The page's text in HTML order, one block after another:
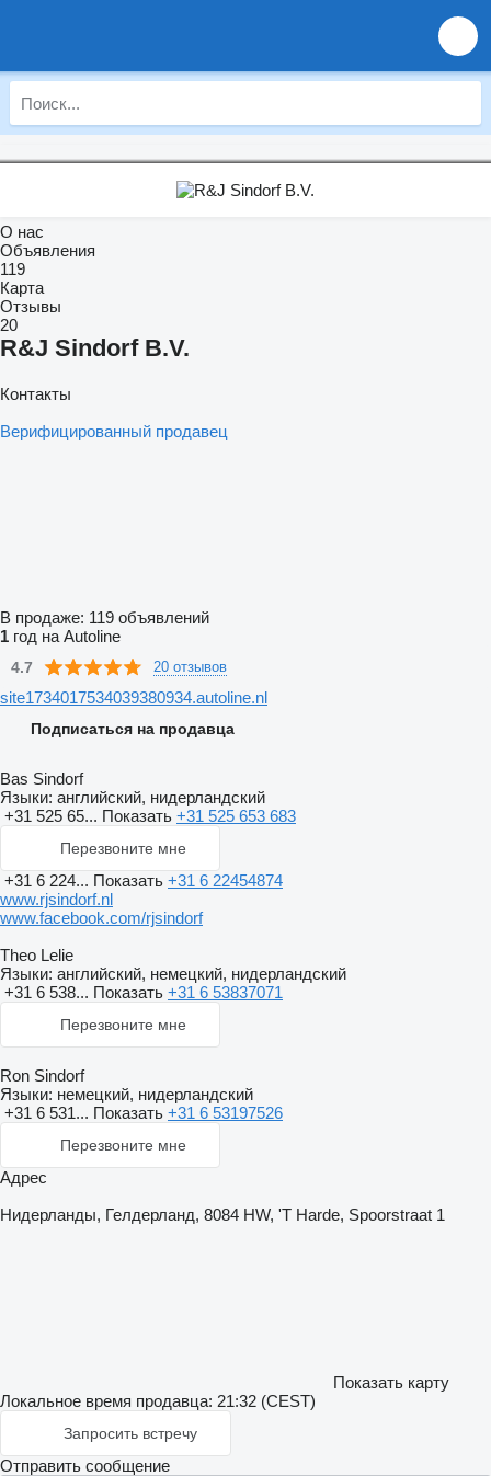
О нас
Объявления
119
Карта
Отзывы
20
R&J Sindorf B.V.
Контакты
Верифицированный продавец
В продаже: 119 объявлений
1 год на Autoline
4.7 20 отзывов
site1734017534039380934.autoline.nl
Подписаться на продавца
Bas Sindorf
Языки: английский, нидерландский
+31 525 65... Показать +31 525 653 683
Перезвоните мне
+31 6 224... Показать +31 6 22454874
www.rjsindorf.nl
www.facebook.com/rjsindorf
Theo Lelie
Языки: английский, немецкий, нидерландский
+31 6 538... Показать +31 6 53837071
Перезвоните мне
Ron Sindorf
Языки: немецкий, нидерландский
+31 6 531... Показать +31 6 53197526
Перезвоните мне
Адрес
Нидерланды, Гелдерланд, 8084 HW, 'T Harde, Spoorstraat 1
Показать карту
Локальное время продавца: 21:32 (CEST)
Запросить встречу
Отправить сообщение